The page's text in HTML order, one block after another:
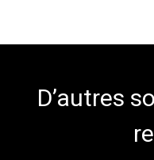
D’autres